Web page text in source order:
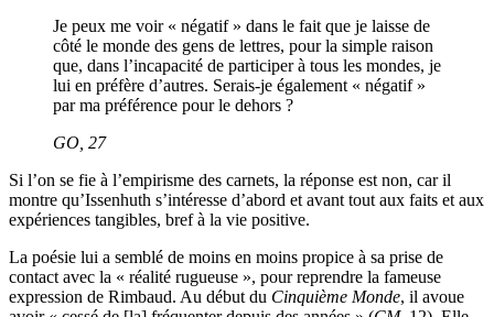
Je peux me voir « négatif » dans le fait que je laisse de
côté le monde des gens de lettres, pour la simple raison
que, dans l’incapacité de participer à tous les mondes, je
lui en préfère d’autres. Serais-je également « négatif »
par ma préférence pour le dehors ?
GO , 27
Si l’on se fie à l’empirisme des carnets, la réponse est non, car il
montre qu’Issenhuth s’intéresse d’abord et avant tout aux faits et aux
expériences tangibles, bref à la vie positive.
La poésie lui a semblé de moins en moins propice à sa prise de
contact avec la « réalité rugueuse », pour reprendre la fameuse
expression de Rimbaud. Au début du Cinquième Monde, il avoue